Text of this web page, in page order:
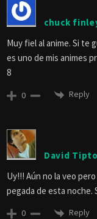
chuck
Muy fiel al anime. Si te
es uno de mis animes
8
0 Reply
David Tipto
Uy!!! Aún no la veo
pegada de esta noche.
0 Reply